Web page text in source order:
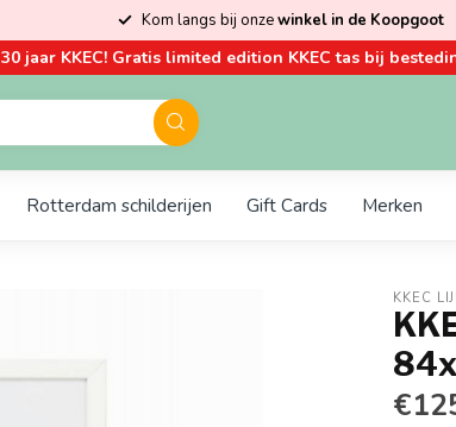
Kom langs bij onzewinkel in de Koopgoot
30 jaar KKEC! Gratis limited edition KKEC tas bij
Rotterdam schilderijen Gift Cards Merken
KKEC